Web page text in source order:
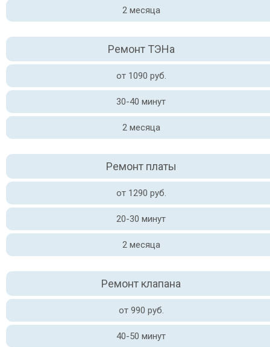
2 месяца
Ремонт ТЭНа
от 1090 руб.
30-40 минут
2 месяца
Ремонт платы
от 1290 руб.
20-30 минут
2 месяца
Ремонт клапана
от 990 руб.
40-50 минут